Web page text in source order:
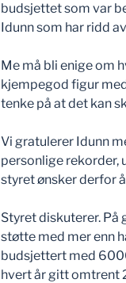
budsjettet som var
Idunn som har ridd
Me må bli enige om
kjempegod figur
tenke på at det kan
Vi gratulerer Idunn
personlige rekorder,
styret ønsker derfor
Styret diskuterer. På
støtte med mer enn
budsjettert med
hvert år gitt omtrent